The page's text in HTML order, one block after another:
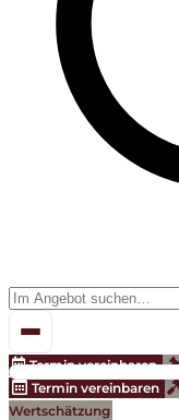
Termin vereinbaren
Termin vereinbaren
Wertschätzung